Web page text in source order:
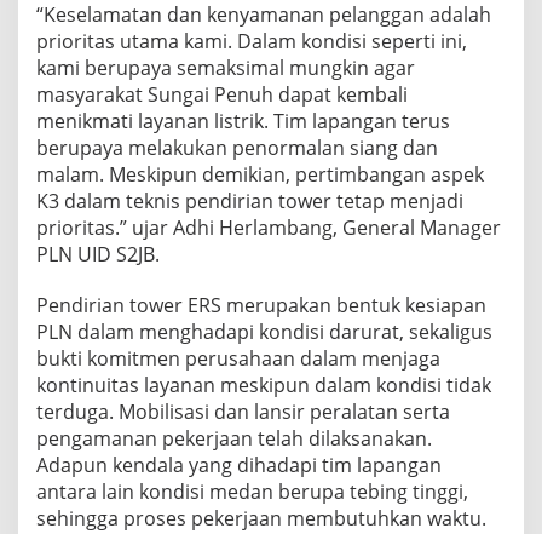
“Keselamatan dan kenyamanan pelanggan adalah
prioritas utama kami. Dalam kondisi seperti ini,
kami berupaya semaksimal mungkin agar
masyarakat Sungai Penuh dapat kembali
menikmati layanan listrik. Tim lapangan terus
berupaya melakukan penormalan siang dan
malam. Meskipun demikian, pertimbangan aspek
K3 dalam teknis pendirian tower tetap menjadi
prioritas.” ujar Adhi Herlambang, General Manager
PLN UID S2JB.
Pendirian tower ERS merupakan bentuk kesiapan
PLN dalam menghadapi kondisi darurat, sekaligus
bukti komitmen perusahaan dalam menjaga
kontinuitas layanan meskipun dalam kondisi tidak
terduga. Mobilisasi dan lansir peralatan serta
pengamanan pekerjaan telah dilaksanakan.
Adapun kendala yang dihadapi tim lapangan
antara lain kondisi medan berupa tebing tinggi,
sehingga proses pekerjaan membutuhkan waktu.